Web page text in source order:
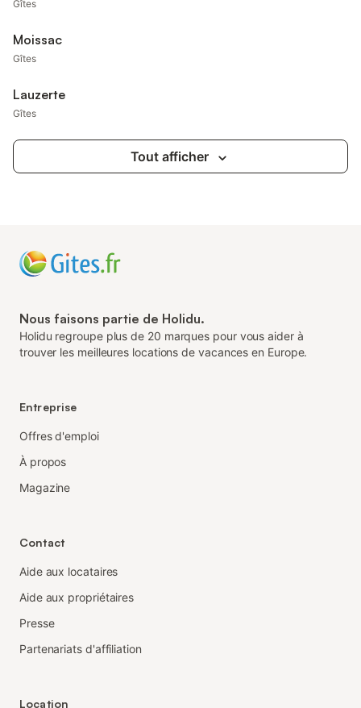
Gîtes
Moissac
Gîtes
Lauzerte
Gîtes
Tout afficher
Nous faisons partie de Holidu.
Holidu regroupe plus de 20 marques pour vous aider à
trouver les meilleures locations de vacances en Europe.
Entreprise
Offres d'emploi
À propos
Magazine
Contact
Aide aux locataires
Aide aux propriétaires
Presse
Partenariats d'affiliation
Location